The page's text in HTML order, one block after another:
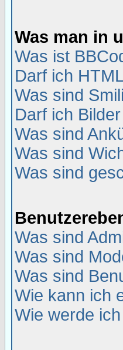
Was man in
Was ist
Darf ich
Was sind
Darf ich
Was sind
Was sind
Was sind
Was sind
Was sind
Was sind
Wie kann ich
Wie werde